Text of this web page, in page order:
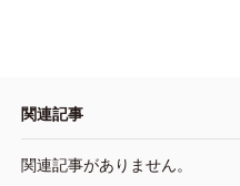
関連記事
関連記事がありません。